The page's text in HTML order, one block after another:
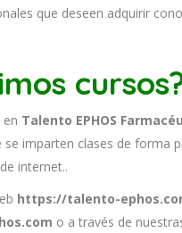
que deseen adquirir
Talento EPHOS
imparten clases de forma
internet..
https://talento-
o a través de